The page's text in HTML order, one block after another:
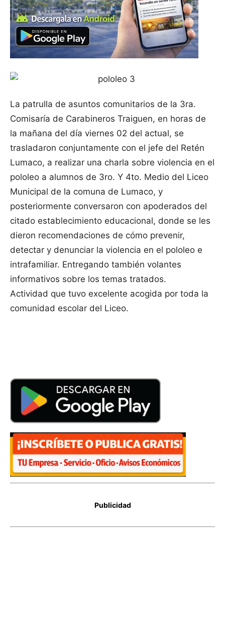
La patrulla de asuntos comunitarios de la 3ra.
Comisaría de Carabineros Traiguen, en horas de
la mañana del día viernes 02 del actual, se
trasladaron conjuntamente con el jefe del Retén
Lumaco, a realizar una charla sobre violencia en el
pololeo a alumnos de 3ro. Y 4to. Medio del Liceo
Municipal de la comuna de Lumaco, y
posteriormente conversaron con apoderados del
citado establecimiento educacional, donde se les
dieron recomendaciones de cómo prevenir,
detectar y denunciar la violencia en el pololeo e
intrafamiliar. Entregando también volantes
informativos sobre los temas tratados.
Actividad que tuvo excelente acogida por toda la
comunidad escolar del Liceo.
Publicidad